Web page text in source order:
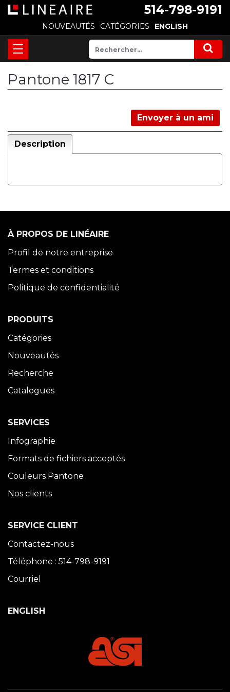
514-798-9191
NOUVEAUTÉS CATÉGORIES ENGLISH
Pantone 1817 C
Envoyer à un ami
Description
À PROPOS DE LINÉAIRE
Profil de notre entreprise
Termes et conditions
Politique de confidentialité
PRODUITS
Catégories
Nouveautés
Recherche
Catalogues
SERVICES
Infographie
Formats de fichiers acceptés
Couleurs Pantone
Nos clients
SERVICE CLIENT
Contactez-nous
Téléphone : 514-798-9191
Courriel
ENGLISH